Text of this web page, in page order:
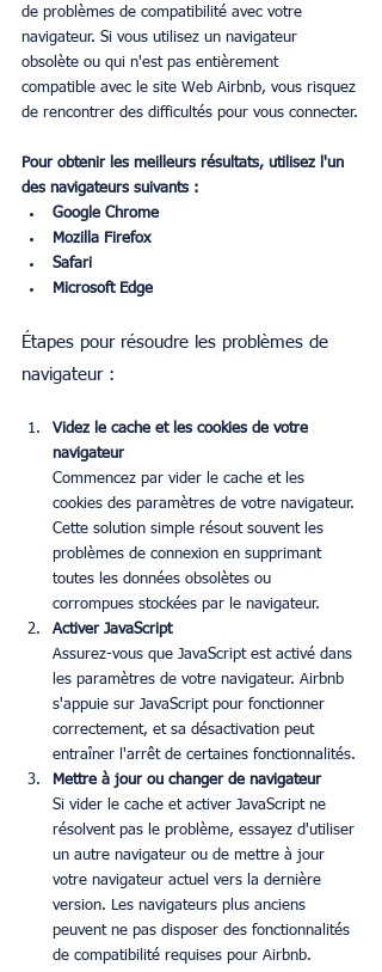
de problèmes de compatibilité avec votre
navigateur. Si vous utilisez un navigateur
obsolète ou qui n'est pas entièrement
compatible avec le site Web Airbnb, vous risquez
de rencontrer des difficultés pour vous connecter.
Pour obtenir les meilleurs résultats, utilisez l'un
des navigateurs suivants :
Google Chrome
Mozilla Firefox
Safari
Microsoft Edge
Étapes pour résoudre les problèmes de
navigateur :
Videz le cache et les cookies de votre
navigateur
Commencez par vider le cache et les
cookies des paramètres de votre navigateur.
Cette solution simple résout souvent les
problèmes de connexion en supprimant
toutes les données obsolètes ou
corrompues stockées par le navigateur.
Activer JavaScript
Assurez-vous que JavaScript est activé dans
les paramètres de votre navigateur. Airbnb
s'appuie sur JavaScript pour fonctionner
correctement, et sa désactivation peut
entraîner l'arrêt de certaines fonctionnalités.
Mettre à jour ou changer de navigateur
Si vider le cache et activer JavaScript ne
résolvent pas le problème, essayez d'utiliser
un autre navigateur ou de mettre à jour
votre navigateur actuel vers la dernière
version. Les navigateurs plus anciens
peuvent ne pas disposer des fonctionnalités
de compatibilité requises pour Airbnb.